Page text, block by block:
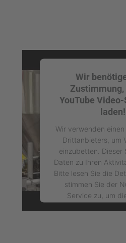
Wir
Zustimmung,
YouTube
laden!
Wir verwenden
Drittanbieters, um
einzubetten. Dieser
Daten zu Ihren
Bitte lesen Sie die
stimmen Sie der
Service zu, um